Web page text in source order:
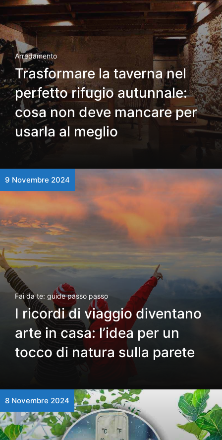
Arredamento
Trasformare la taverna nel
perfetto rifugio autunnale:
cosa non deve mancare per
usarla al meglio
9 Novembre 2024
Fai da te: guide passo passo
I ricordi di viaggio diventano
arte in casa: l’idea per un
tocco di natura sulla parete
8 Novembre 2024